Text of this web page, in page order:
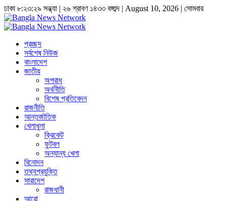
ঢাকা ৮:২৩:২৯ সন্ধ্যা | ২৬ শ্রাবণ ১৪৩৩ বঙ্গাব্দ | August 10, 2026 | সোমবার
প্রচ্ছদ
সর্বশেষ নিউজ
বাংলাদেশ
জাতীয়
অপরাধ
অর্থনীতি
বিশেষ প্রতিবেদন
রাজনীতি
আন্তর্জাতিক
খেলাধুলা
ক্রিকেট
ফুটবল
অন্যান্য খেলা
বিনোদন
তথ্যপ্রযুক্তি
সারাদেশ
রাজধানী
আরো